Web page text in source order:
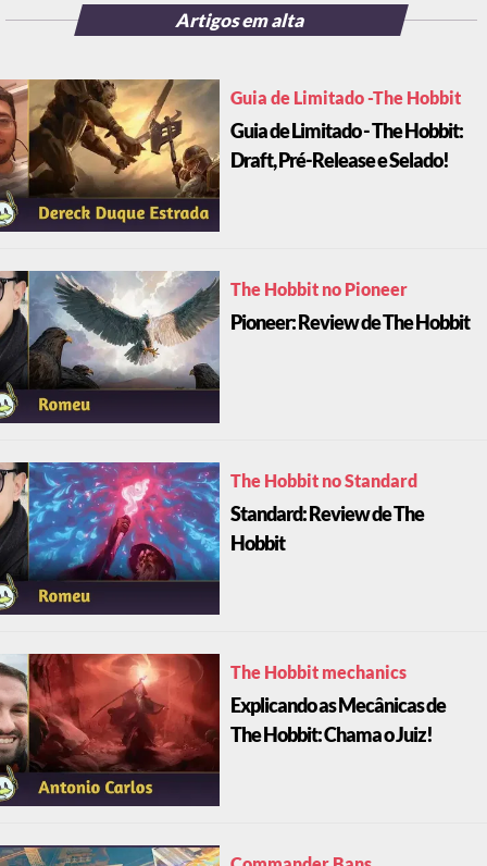
Artigos em alta
Guia de Limitado -The Hobbit
Guia de Limitado - The Hobbit:
Draft, Pré-Release e Selado!
The Hobbit no Pioneer
Pioneer: Review de The Hobbit
The Hobbit no Standard
Standard: Review de The
Hobbit
The Hobbit mechanics
Explicando as Mecânicas de
The Hobbit: Chama o Juiz!